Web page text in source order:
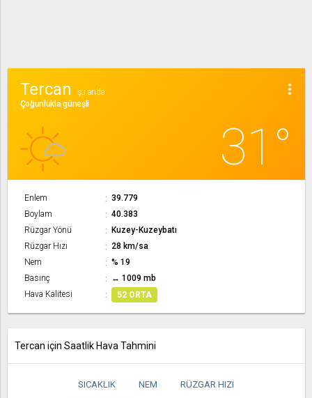
more_vert
Tercan
şu anda
Çoğunlukla güneşli
31°
Enlem
39.779
Boylam
40.383
Rüzgar Yönü
Kuzey-Kuzeybatı
Rüzgar Hızı
28 km/sa
Nem
% 19
Basınç
↔ 1009 mb
Hava Kalitesi
52 ORTA
Tercan için Saatlik Hava Tahmini
SICAKLIK NEM RÜZGAR HIZI